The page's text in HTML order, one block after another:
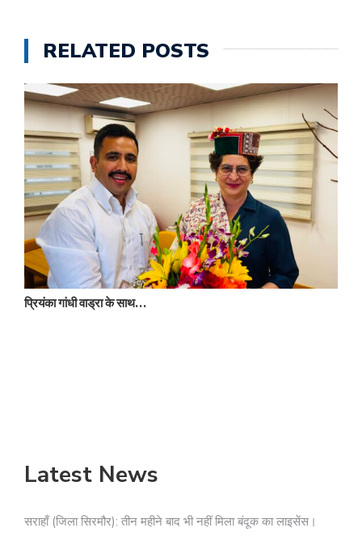
RELATED POSTS
प्रियंका गांधी वाड्रा के साथ…
Latest News
सराहाँ (जिला सिरमौर): तीन महीने बाद भी नहीं मिला बंदूक का लाइसेंस।